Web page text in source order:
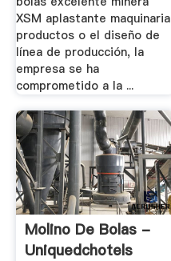
XSM aplastante maquinaria
productos o el diseño de
línea de producción, la
empresa se ha
comprometido a la ...
Molino De Bolas -
Uniquedchotels